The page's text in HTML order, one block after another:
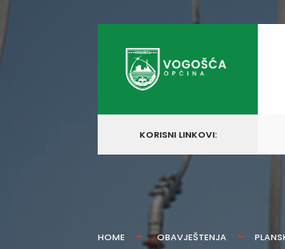
content
KORISNI LINKOVI:
HOME OBAVJEŠTENJA